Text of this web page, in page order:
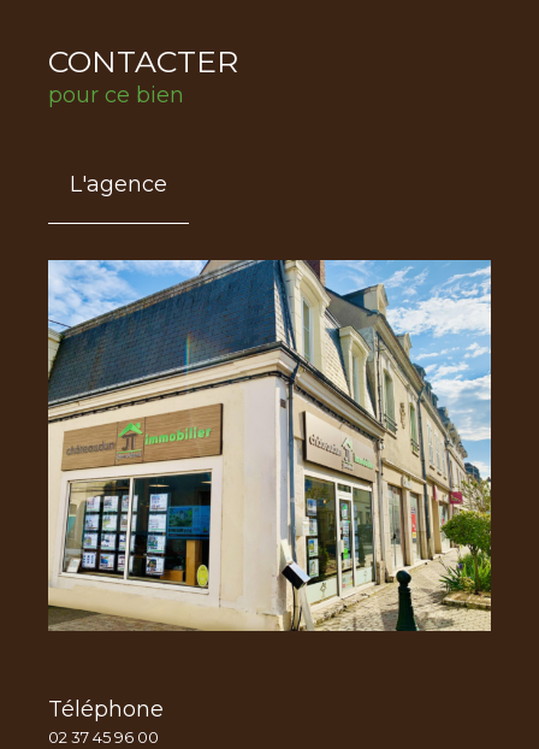
CONTACTER
pour ce bien
L'agence
Téléphone
02 37 45 96 00